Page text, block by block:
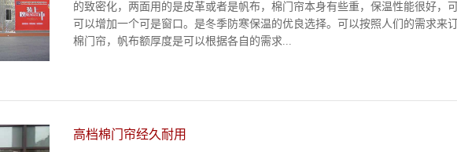
的致密化，两面用的是皮革或者是帆布，棉门帘本身有些重，保温性能很好，
可以增加一个可是窗口。是冬季防寒保温的优良选择。可以按照人们的需求来
棉门帘，帆布额厚度是可以根据各自的需求...
高档棉门帘经久耐用